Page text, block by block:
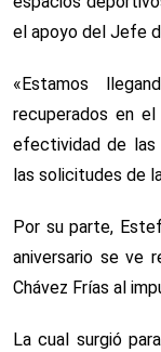
el apoyo del Jefe
«Estamos
recuperados en el
efectividad de las
las solicitudes de
Por su parte,
aniversario se ve
Chávez Frías al
La cual surgió